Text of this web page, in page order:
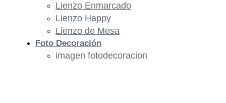
Lienzo Enmarcado
Lienzo Happy
Lienzo de Mesa
Foto Decoración
imagen fotodecoracion